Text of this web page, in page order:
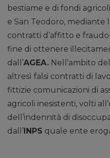
bestiame e di fondi
e San Teodoro, mediante
contratti d’affitto e
fine di ottenere
dall’AGEA. Nell’ambito
altresì falsi contratti di
fittizie comunicazioni di
agricoli inesistenti, volti
dell’indennità di
dall’ INPS quale ente